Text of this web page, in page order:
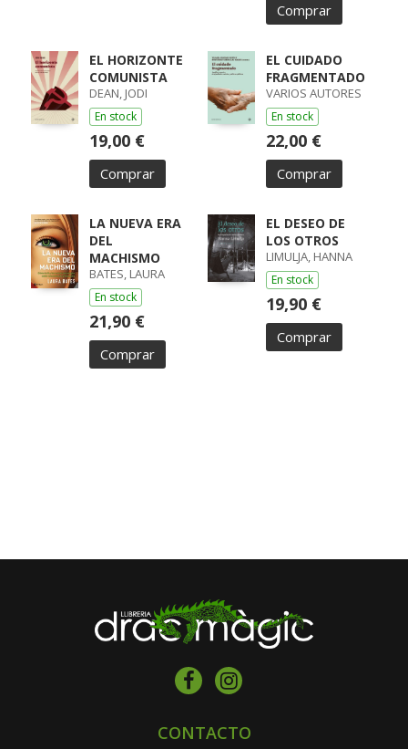
Comprar
EL HORIZONTE
COMUNISTA
DEAN, JODI
En stock
19,00 €
Comprar
EL CUIDADO
FRAGMENTADO
VARIOS AUTORES
En stock
22,00 €
Comprar
LA NUEVA ERA
DEL
MACHISMO
BATES, LAURA
En stock
21,90 €
Comprar
EL DESEO DE
LOS OTROS
LIMULJA, HANNA
En stock
19,90 €
Comprar
CONTACTO